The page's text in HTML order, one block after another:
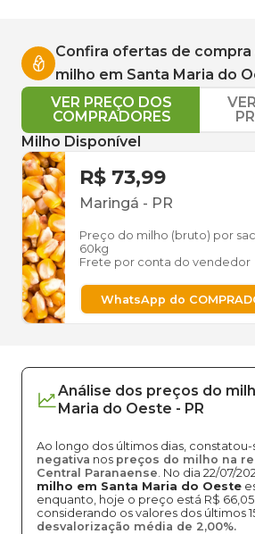
Confira ofertas de compra
milho em Santa Maria do
VER PREÇO DOS
COMPRADORES
Milho Disponível
R$ 73,99
Maringá - PR
Preço do milho (bruto) por
60kg
Frete por conta do vendedor
WhatsApp do
Análise dos preços do
Maria do Oeste - PR
Ao longo dos últimos dias, constatou-
negativa nos preços do milho na
Central Paranaense. No dia 22/07/
milho em Santa Maria do Oeste
enquanto, hoje o preço está R$
considerando os valores dos últimos
desvalorização média de 2,00%.